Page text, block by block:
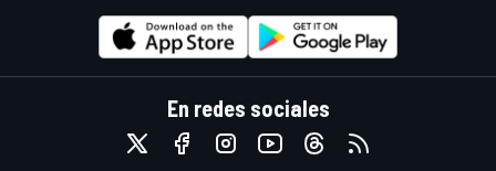
En redes sociales